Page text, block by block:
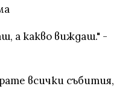
а какво виждаш." -
всички събития,